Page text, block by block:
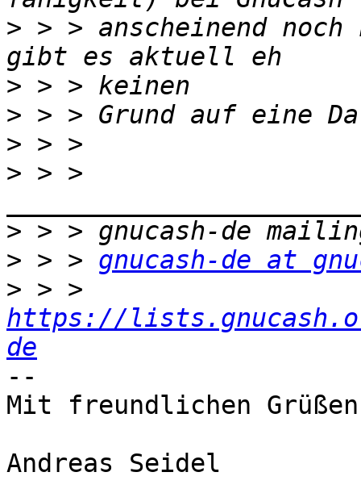
> > > anscheinend
>
>
>
> > >
>
> > > gnucash-de at
>
https://
de
--
Mit freundlichen
Andreas Seidel